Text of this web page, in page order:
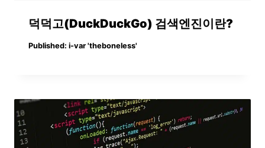
덕덕고(DuckDuckGo) 검색엔진이란?
Published: i-var 'theboneless'